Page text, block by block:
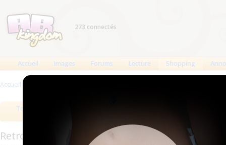
273 connectés
Accueil Images Forums Lecture Shopping
Accueil >
Tous les produits
Retrouverez sur cette page les meilleures